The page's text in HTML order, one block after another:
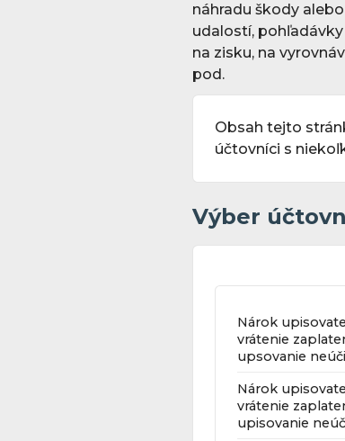
náhradu škody
udalostí,
na zisku, na
pod.
Obsah tejto
účtovníci s
Výber
Nárok
vrátenie
upsovanie
Nárok
vrátenie
upisovanie